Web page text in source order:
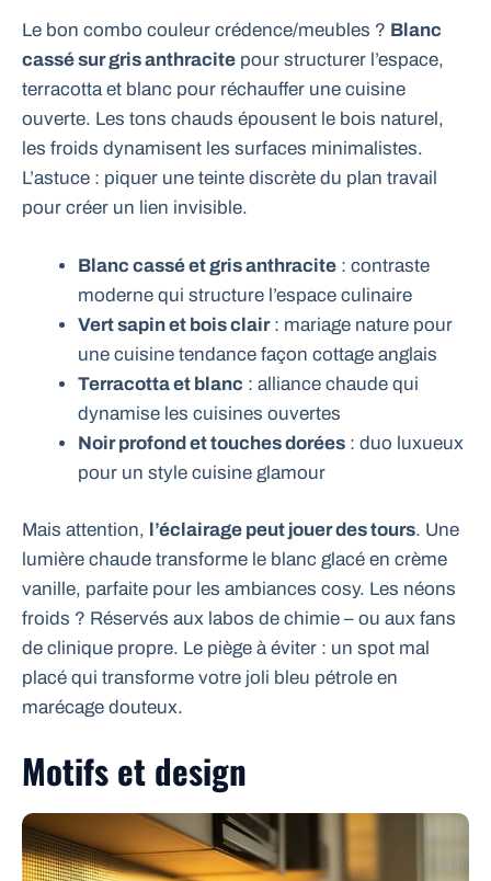
Le bon combo couleur crédence/meubles ? Blanc
cassé sur gris anthracite pour structurer l’espace,
terracotta et blanc pour réchauffer une cuisine
ouverte. Les tons chauds épousent le bois naturel,
les froids dynamisent les surfaces minimalistes.
L’astuce : piquer une teinte discrète du plan travail
pour créer un lien invisible.
Blanc cassé et gris anthracite : contraste
moderne qui structure l’espace culinaire
Vert sapin et bois clair: mariage nature pour
une cuisine tendance façon cottage anglais
Terracotta et blanc : alliance chaude qui
dynamise les cuisines ouvertes
Noir profond et touches dorées : duo luxueux
pour un style cuisine glamour
Mais attention, l’éclairage peut jouer des tours. Une
lumière chaude transforme le blanc glacé en crème
vanille, parfaite pour les ambiances cosy. Les néons
froids ? Réservés aux labos de chimie – ou aux fans
de clinique propre. Le piège à éviter : un spot mal
placé qui transforme votre joli bleu pétrole en
marécage douteux.
Motifs et design